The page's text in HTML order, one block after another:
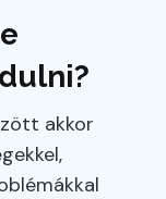
akkor